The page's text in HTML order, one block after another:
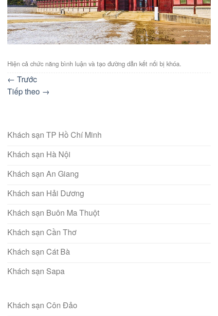
Hiện cả chức năng bình luận và tạo đường dẫn kết nối bị khóa.
← Trước
Tiếp theo →
Khách sạn TP Hồ Chí Minh
Khách sạn Hà Nội
Khách sạn An Giang
Khách san Hải Dương
Khách sạn Buôn Ma Thuột
Khách sạn Cần Thơ
Khách sạn Cát Bà
Khách sạn Sapa
Khách sạn Côn Đảo